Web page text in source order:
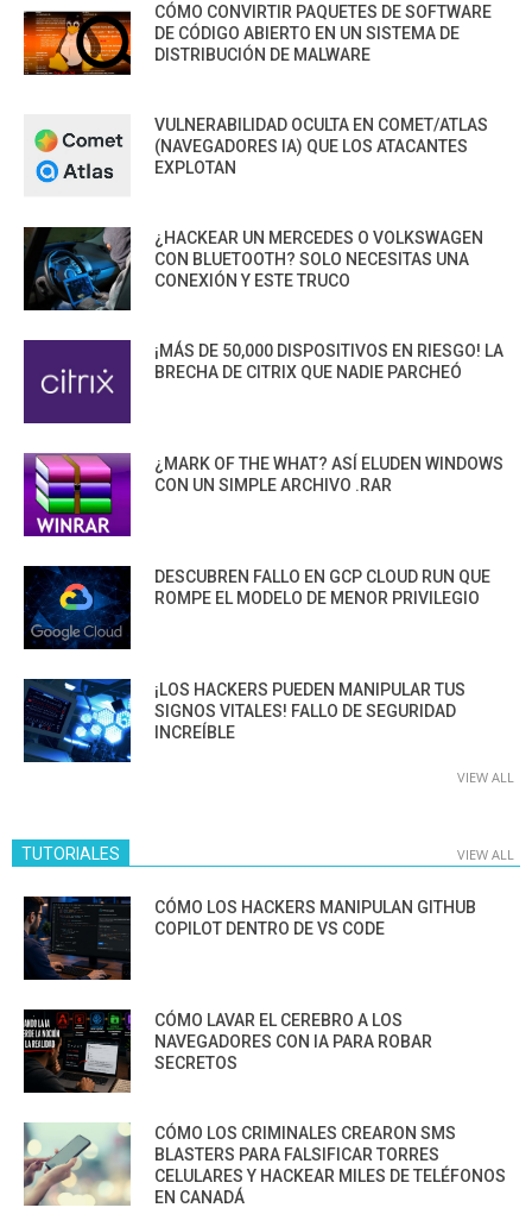
CÓMO CONVIRTIR PAQUETES DE SOFTWARE
DE CÓDIGO ABIERTO EN UN SISTEMA DE
DISTRIBUCIÓN DE MALWARE
VULNERABILIDAD OCULTA EN COMET/ATLAS
(NAVEGADORES IA) QUE LOS ATACANTES
EXPLOTAN
¿HACKEAR UN MERCEDES O VOLKSWAGEN
CON BLUETOOTH? SOLO NECESITAS UNA
CONEXIÓN Y ESTE TRUCO
¡MÁS DE 50,000 DISPOSITIVOS EN RIESGO! LA
BRECHA DE CITRIX QUE NADIE PARCHEÓ
¿MARK OF THE WHAT? ASÍ ELUDEN WINDOWS
CON UN SIMPLE ARCHIVO .RAR
DESCUBREN FALLO EN GCP CLOUD RUN QUE
ROMPE EL MODELO DE MENOR PRIVILEGIO
¡LOS HACKERS PUEDEN MANIPULAR TUS
SIGNOS VITALES! FALLO DE SEGURIDAD
INCREÍBLE
VIEW ALL
TUTORIALES VIEW ALL
CÓMO LOS HACKERS MANIPULAN GITHUB
COPILOT DENTRO DE VS CODE
CÓMO LAVAR EL CEREBRO A LOS
NAVEGADORES CON IA PARA ROBAR
SECRETOS
CÓMO LOS CRIMINALES CREARON SMS
BLASTERS PARA FALSIFICAR TORRES
CELULARES Y HACKEAR MILES DE TELÉFONOS
EN CANADÁ